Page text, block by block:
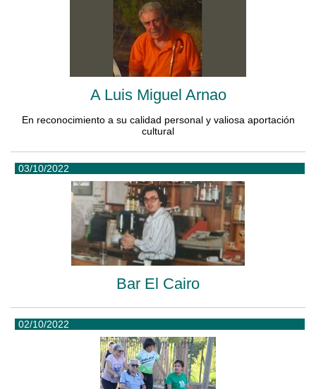
A Luis Miguel Arnao
En reconocimiento a su calidad personal y valiosa aportación
cultural
03/10/2022
Bar El Cairo
02/10/2022